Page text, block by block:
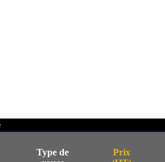
Type de
Prix